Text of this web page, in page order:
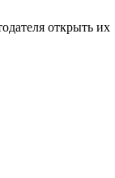
открыть их